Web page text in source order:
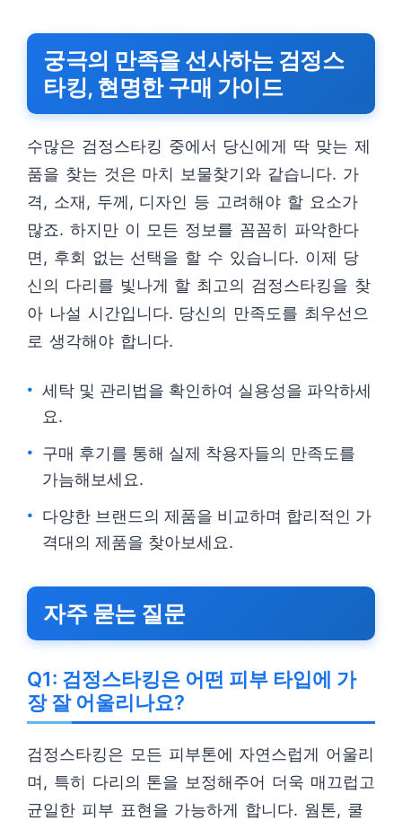
궁극의 만족을 선사하는 검정스
타킹, 현명한 구매 가이드
수많은 검정스타킹 중에서 당신에게 딱 맞는 제
품을 찾는 것은 마치 보물찾기와 같습니다. 가
격, 소재, 두께, 디자인 등 고려해야 할 요소가
많죠. 하지만 이 모든 정보를 꼼꼼히 파악한다
면, 후회 없는 선택을 할 수 있습니다. 이제 당
신의 다리를 빛나게 할 최고의 검정스타킹을 찾
아 나설 시간입니다. 당신의 만족도를 최우선으
로 생각해야 합니다.
세탁 및 관리법을 확인하여 실용성을 파악하세
요.
구매 후기를 통해 실제 착용자들의 만족도를
가늠해보세요.
다양한 브랜드의 제품을 비교하며 합리적인 가
격대의 제품을 찾아보세요.
자주 묻는 질문
Q1: 검정스타킹은 어떤 피부 타입에 가
장 잘 어울리나요?
검정스타킹은 모든 피부톤에 자연스럽게 어울리
며, 특히 다리의 톤을 보정해주어 더욱 매끄럽고
균일한 피부 표현을 가능하게 합니다. 웜톤, 쿨